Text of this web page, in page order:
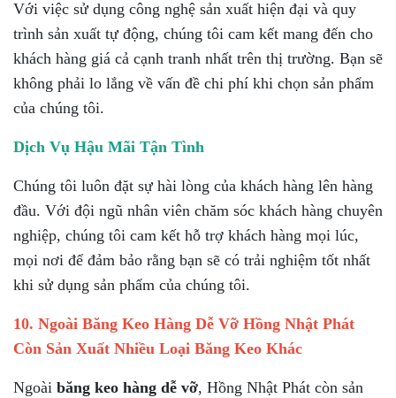
Với việc sử dụng công nghệ sản xuất hiện đại và quy
trình sản xuất tự động, chúng tôi cam kết mang đến cho
khách hàng giá cả cạnh tranh nhất trên thị trường. Bạn sẽ
không phải lo lắng về vấn đề chi phí khi chọn sản phẩm
của chúng tôi.
Dịch Vụ Hậu Mãi Tận Tình
Chúng tôi luôn đặt sự hài lòng của khách hàng lên hàng
đầu. Với đội ngũ nhân viên chăm sóc khách hàng chuyên
nghiệp, chúng tôi cam kết hỗ trợ khách hàng mọi lúc,
mọi nơi để đảm bảo rằng bạn sẽ có trải nghiệm tốt nhất
khi sử dụng sản phẩm của chúng tôi.
10. Ngoài Băng Keo Hàng Dễ Vỡ Hồng Nhật Phát
Còn Sản Xuất Nhiều Loại Băng Keo Khác
Ngoài băng keo hàng dễ vỡ, Hồng Nhật Phát còn sản